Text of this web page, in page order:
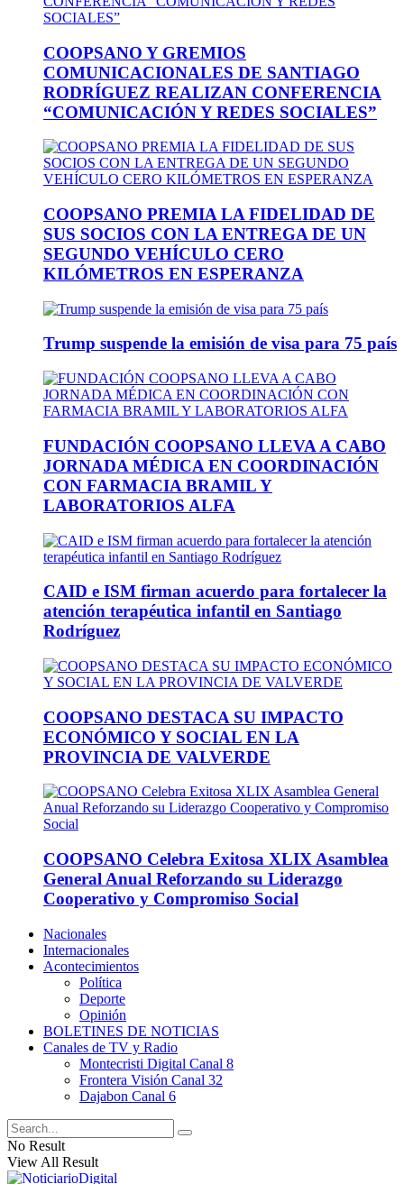
COOPSANO Y GREMIOS
COMUNICACIONALES DE SANTIAGO
RODRÍGUEZ REALIZAN CONFERENCIA
“COMUNICACIÓN Y REDES SOCIALES”
COOPSANO PREMIA LA FIDELIDAD DE
SUS SOCIOS CON LA ENTREGA DE UN
SEGUNDO VEHÍCULO CERO
KILÓMETROS EN ESPERANZA
Trump suspende la emisión de visa para 75 país
FUNDACIÓN COOPSANO LLEVA A CABO
JORNADA MÉDICA EN COORDINACIÓN
CON FARMACIA BRAMIL Y
LABORATORIOS ALFA
CAID e ISM firman acuerdo para fortalecer la
atención terapéutica infantil en Santiago
Rodríguez
COOPSANO DESTACA SU IMPACTO
ECONÓMICO Y SOCIAL EN LA
PROVINCIA DE VALVERDE
COOPSANO Celebra Exitosa XLIX Asamblea
General Anual Reforzando su Liderazgo
Cooperativo y Compromiso Social
Nacionales
Internacionales
Acontecimientos
Política
Deporte
Opinión
BOLETINES DE NOTICIAS
Canales de TV y Radio
Montecristi Digital Canal 8
Frontera Visión Canal 32
Dajabon Canal 6
No Result
View All Result